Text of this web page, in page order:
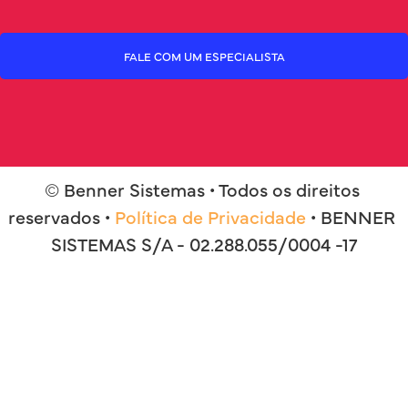
FALE COM UM ESPECIALISTA
© Benner Sistemas • Todos os direitos
reservados • Política de Privacidade • BENNER
SISTEMAS S/A - 02.288.055/0004 -17